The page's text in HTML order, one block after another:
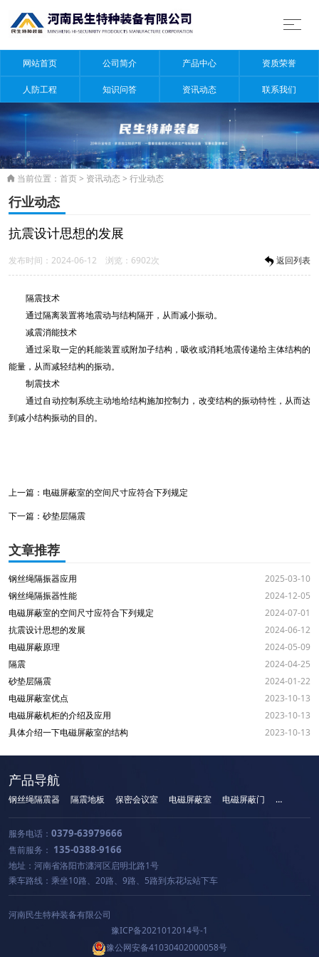
网站首页 公司简介 产品中心 资质荣誉
人防工程 知识问答 资讯动态 联系我们
 当前位置： 首页> 资讯动态 > 行业动态
行业动态
抗震设计思想的发展
发布时间：2024-06-12 浏览：6902次 返回列表
隔震技术
通过隔离装置将地震动与结构隔开，从而减小振动。
减震消能技术
通过采取一定的耗能装置或附加子结构，吸收或消耗地震传递给主体结构的
能量，从而减轻结构的振动。
制震技术
通过自动控制系统主动地给结构施加控制力，改变结构的振动特性，从而达
到减小结构振动的目的。
上一篇： 电磁屏蔽室的空间尺寸应符合下列规定
下一篇： 砂垫层隔震
文章推荐
钢丝绳隔振器应用
2025-03-10
钢丝绳隔振器性能
2024-12-05
电磁屏蔽室的空间尺寸应符合下列规定
2024-07-01
抗震设计思想的发展
2024-06-12
电磁屏蔽原理
2024-05-09
隔震
2024-04-25
砂垫层隔震
2024-01-22
电磁屏蔽室优点
2023-10-13
电磁屏蔽机柜的介绍及应用
2023-10-13
具体介绍一下电磁屏蔽室的结构
2023-10-13
产品导航
钢丝绳隔震器 隔震地板 保密会议室 电磁屏蔽室 电磁屏蔽门 手机屏蔽柜
服务电话： 0379-63979666
售前服务： 135-0388-9166
地址：河南省洛阳市瀍河区启明北路1号
乘车路线：乘坐10路、20路、9路、5路到东花坛站下车
河南民生特种装备有限公司
豫ICP备2021012014号-1
豫公网安备41030402000058号